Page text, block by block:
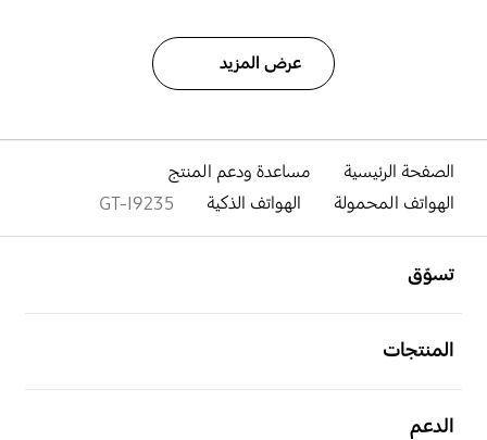
عرض المزيد
الصفحة الرئيسية
مساعدة ودعم المنتج
الهواتف المحمولة
الهواتف الذكية GT-I9235
تسوّق
المنتجات
الدعم